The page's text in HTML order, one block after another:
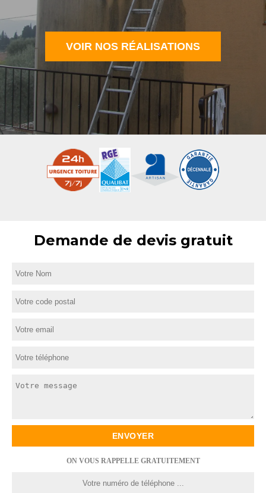
VOIR NOS RÉALISATIONS
Demande de devis gratuit
ON VOUS RAPPELLE GRATUITEMENT